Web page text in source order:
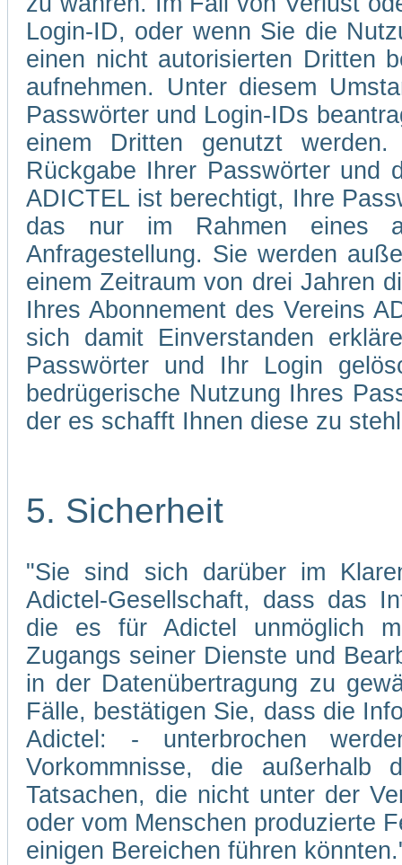
Login-ID, oder wenn Sie die
einen nicht autorisierten Dritten
aufnehmen. Unter diesem
Passwörter und Login-IDs
einem Dritten genutzt
Rückgabe Ihrer Passwörter und
ADICTEL ist berechtigt, Ihre
das nur im Rahmen eines
Anfragestellung. Sie werden
einem Zeitraum von drei Jahren
Ihres Abonnement des Vereins
sich damit Einverstanden
Passwörter und Ihr Login
bedrügerische Nutzung Ihres
der es schafft Ihnen diese zu
5. Sicherheit
"Sie sind sich darüber im
Adictel-Gesellschaft, dass das
die es für Adictel unmöglich
Zugangs seiner Dienste und
in der Datenübertragung zu
Fälle, bestätigen Sie, dass die
Adictel: - unterbrochen
Vorkommnisse, die
Tatsachen, die nicht unter der
oder vom Menschen produzierte
einigen Bereichen führen